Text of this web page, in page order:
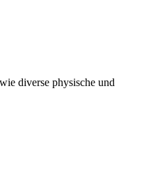
diverse physische und